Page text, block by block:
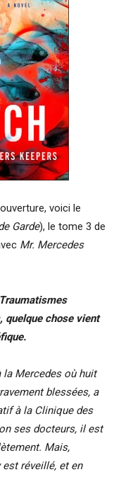
voici le
Garde), le tome 3 de
Mr. Mercedes
quelque chose vient
la Mercedes où huit
blessées, a
à la Clinique des
ses docteurs, il est
Mais,
est réveillé, et en